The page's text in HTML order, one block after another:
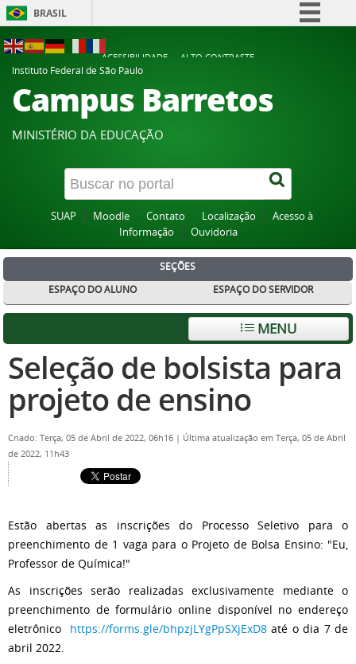
BRASIL
Participe
Acesso à informação
Canais
ACESSIBILIDADE
ALTO CONTRASTE
Instituto Federal de São Paulo
Campus Barretos
MINISTÉRIO DA EDUCAÇÃO
SUAP Moodle Contato Localização
Acesso à
Informação
Ouvidoria
SEÇÕES
ESPAÇO DO ALUNO
ESPAÇO DO SERVIDOR
MENU
Seleção de bolsista para
projeto de ensino
Criado: Terça, 05 de Abril de 2022, 06h16 | Última atualização em Terça, 05 de Abril
de 2022, 11h43
Estão abertas as inscrições do Processo Seletivo para o
preenchimento de 1 vaga para o Projeto de Bolsa Ensino: "Eu,
Professor de Química!"
As inscrições serão realizadas exclusivamente mediante o
preenchimento de formulário online disponível no endereço
eletrônico https://forms.gle/bhpzjLYgPpSXjExD8até o dia 7 de
abril 2022.